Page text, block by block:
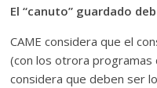
El “canuto” guardado
CAME considera que el
(con los otrora programas
considera que deben ser